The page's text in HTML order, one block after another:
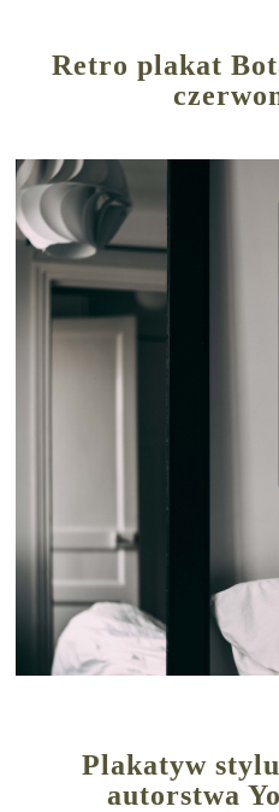
Retro plakat
Plakatyw
autorstwa